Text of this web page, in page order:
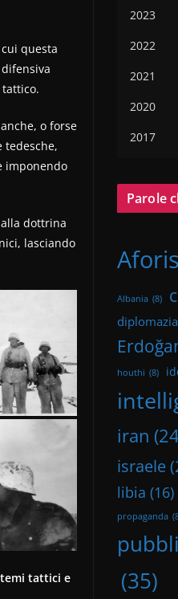
questa
o forse
tedesche,
imponendo
dottrina
lasciando
tattici e
2023
2022
2021
2020
2017
Parole
Albania (8)
diplomazia
houthi (8)
iran
israele
libia (16)
propaganda
(35)